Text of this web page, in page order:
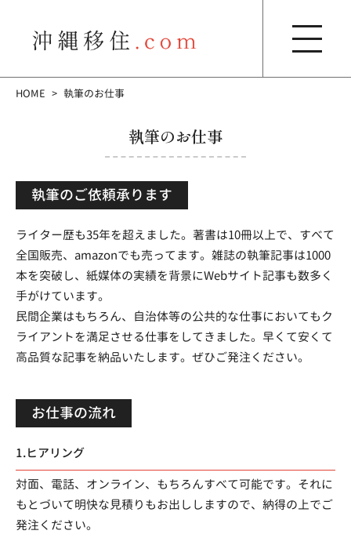
HOME 執筆のお仕事
執筆のお仕事
執筆のご依頼承ります
ライター歴も35年を超えました。著書は10冊以上で、すべて
全国販売、amazonでも売ってます。雑誌の執筆記事は1000
本を突破し、紙媒体の実績を背景にWebサイト記事も数多く
手がけています。
民間企業はもちろん、自治体等の公共的な仕事においてもク
ライアントを満足させる仕事をしてきました。早くて安くて
高品質な記事を納品いたします。ぜひご発注ください。
お仕事の流れ
1.ヒアリング
対面、電話、オンライン、もちろんすべて可能です。それに
もとづいて明快な見積りもお出ししますので、納得の上でご
発注ください。